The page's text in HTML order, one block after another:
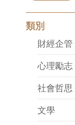
類別
財經企管
心理勵志
社會哲思
文學